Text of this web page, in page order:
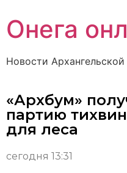
Онега
Новости Архангельской
«Архбум»
партию
для леса
сегодня 13:31